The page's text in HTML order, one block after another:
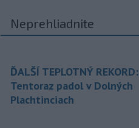
Neprehliadnite
ĎALŠÍ TEPLOTNÝ REKORD:
Tentoraz padol v Dolných
Plachtinciach